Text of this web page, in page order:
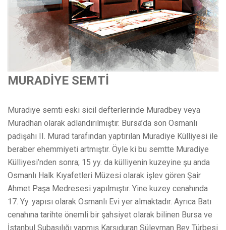
MURADİYE SEMTİ
Muradiye semti eski sicil defterlerinde Muradbey veya
Muradhan olarak adlandırılmıştır. Bursa’da son Osmanlı
padişahı II. Murad tarafından yaptırılan Muradiye Külliyesi ile
beraber ehemmiyeti artmıştır. Öyle ki bu semtte Muradiye
Külliyesi’nden sonra; 15 yy. da külliyenin kuzeyine şu anda
Osmanlı Halk Kıyafetleri Müzesi olarak işlev gören Şair
Ahmet Paşa Medresesi yapılmıştır. Yine kuzey cenahında
17. Yy. yapısı olarak Osmanlı Evi yer almaktadır. Ayrıca Batı
cenahına tarihte önemli bir şahsiyet olarak bilinen Bursa ve
İstanbul Subaşılığı yapmış Karşıduran Süleyman Bey Türbesi